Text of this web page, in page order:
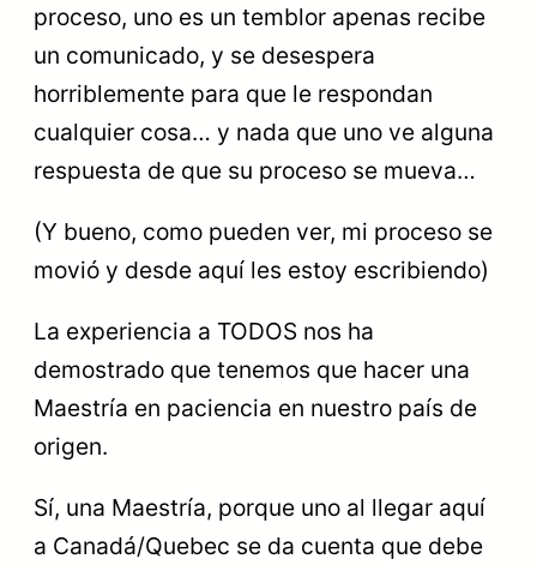
proceso, uno es un temblor apenas recibe
un comunicado, y se desespera
horriblemente para que le respondan
cualquier cosa… y nada que uno ve alguna
respuesta de que su proceso se mueva…
(Y bueno, como pueden ver, mi proceso se
movió y desde aquí les estoy escribiendo)
La experiencia a TODOS nos ha
demostrado que tenemos que hacer una
Maestría en paciencia en nuestro país de
origen.
Sí, una Maestría, porque uno al llegar aquí
a Canadá/Quebec se da cuenta que debe